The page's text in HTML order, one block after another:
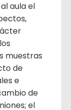
aula el
muestras
de
e
de
el